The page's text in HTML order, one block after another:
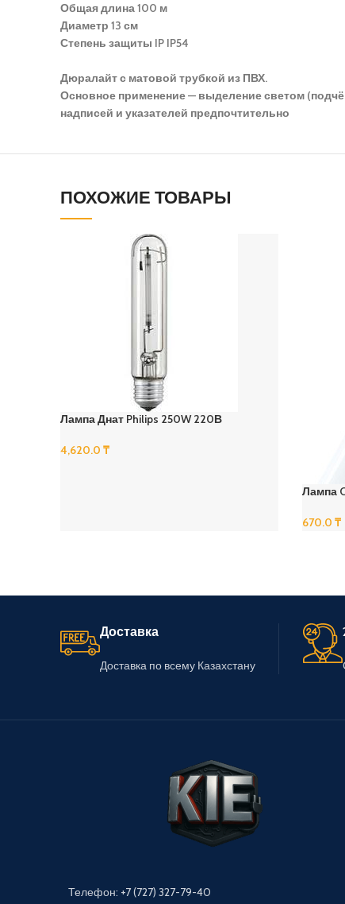
Общая длина100 м
Диаметр 13 см
Степень защиты IP IP54
Дюралайт с матовой трубкой из ПВХ.
Основное применение — выделение светом
надписей и указателей предпочтительно
ПОХОЖИЕ ТОВАРЫ
Лампа Днат Philips 250W 220В
4,620.0 ₸
Лампа
670.0₸
Доставка
Доставка по всему Казахстану
Телефон: +7 (727) 327-79-40